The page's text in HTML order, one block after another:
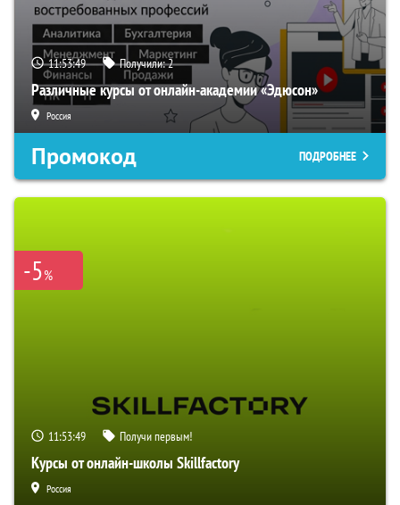
11:53:48 Получили:2
Различные курсы от онлайн-академии «Эдюсон»
Россия
Промокод ПОДРОБНЕЕ
-5%
11:53:48 Получи первым!
Курсы от онлайн-школы Skillfactory
Россия